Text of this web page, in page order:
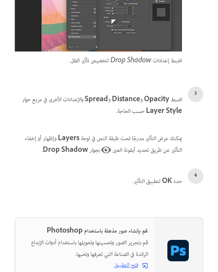
اضبط إعدادات Drop Shadow لتخصيص تأثير الظل.
اضبطOpacityوDistanceوSpreadوالإعدادات الأخرى في مربع حوار
Layer Styleحسب الحاجة.
يمكنك عرض التأثير مدرجًا تحت طبقة النص في لوحةLayersوإظهار أو إخفاء
التأثير عن طريق تحديد أيقونة العين
بجوارDrop Shadow
.
حددOKلتطبيق التأثير.
قم بإنشاء صور مذهلة باستخدام Photoshop
قم بتحرير الصور وتحسينها وتحويلها باستخدام أدوات الإبداع
الرائدة في الصناعة التي تعرفها وتحبها.
فتح التطبيق